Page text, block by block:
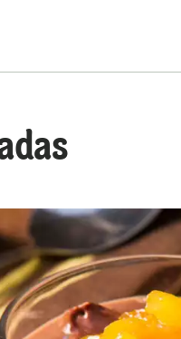
Coco Sem açúcar